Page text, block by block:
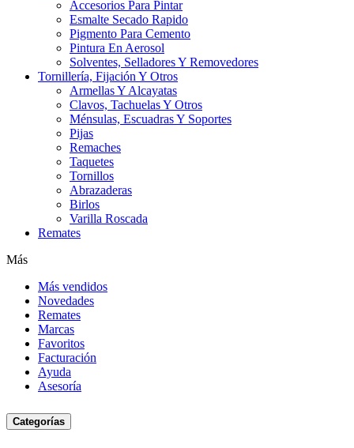
Accesorios Para Pintar
Esmalte Secado Rapido
Pigmento Para Cemento
Pintura En Aerosol
Solventes, Selladores Y Removedores
Tornillería, Fijación Y Otros
Armellas Y Alcayatas
Clavos, Tachuelas Y Otros
Ménsulas, Escuadras Y Soportes
Pijas
Remaches
Taquetes
Tornillos
Abrazaderas
Birlos
Varilla Roscada
Remates
Más
Más vendidos
Novedades
Remates
Marcas
Favoritos
Facturación
Ayuda
Asesoría
Categorías